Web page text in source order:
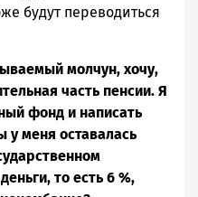
будут переводиться
молчун, хочу,
часть пенсии. Я
фонд и написать
у меня оставалась
то есть 6 %,